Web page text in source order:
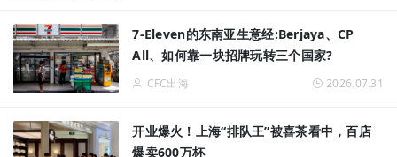
7-Eleven的东南亚生意经:Berjaya、CP
All、如何靠一块招牌玩转三个国家?
CFC出海 2026.07.31
开业爆火！上海“排队王”被喜茶看中，百店
爆卖600万杯